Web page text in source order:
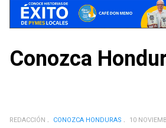
Conozca
REDACCIÓN CONOZCA HONDURAS 10